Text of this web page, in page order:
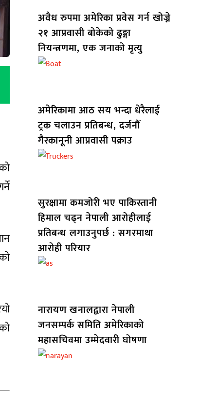
अवैध रुपमा अमेरिका प्रवेस गर्न खोज्ने
२१ आप्रवासी बोकेको ढुङ्गा
नियन्त्रणमा, एक जनाको मृत्यु
अमेरिकामा आठ सय भन्दा धेरैलाई
ट्रक चलाउन प्रतिबन्ध, दर्जनौँ
गैरकानूनी आप्रवासी पक्राउ
सुरक्षामा कमजोरी भए पाकिस्तानी
हिमाल चढ्न नेपाली आरोहीलाई
प्रतिबन्ध लगाउनुपर्छ : सगरमाथा
आरोही परियार
नारायण खनालद्वारा नेपाली
जनसम्पर्क समिति अमेरिकाको
महासचिवमा उम्मेदवारी घोषणा